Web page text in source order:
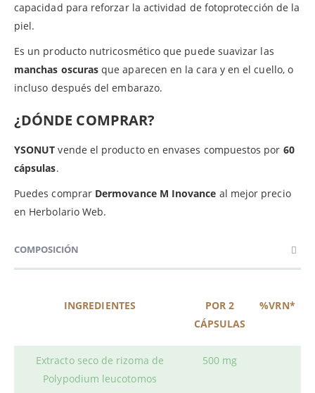
capacidad para reforzar la actividad de fotoprotección de la
piel.
Es un producto nutricosmético que puede suavizar las
manchas oscuras que aparecen en la cara y en el cuello, o
incluso después del embarazo.
¿DÓNDE COMPRAR?
YSONUT vende el producto en envases compuestos por 60
cápsulas.
Puedes comprar Dermovance M Inovance al mejor precio
en Herbolario Web.
COMPOSICIÓN
INGREDIENTES
POR 2
CÁPSULAS
%VRN*
Extracto seco de rizoma de
Polypodium leucotomos
500 mg